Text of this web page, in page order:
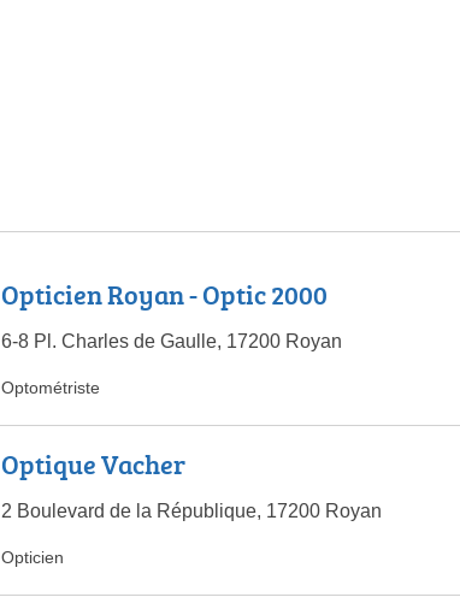
Opticien Royan - Optic 2000
6-8 Pl. Charles de Gaulle, 17200 Royan
Optométriste
Optique Vacher
2 Boulevard de la République, 17200 Royan
Opticien